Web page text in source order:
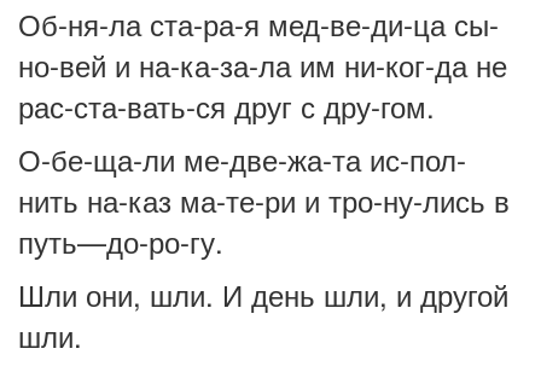
Об-ня-ла ста-ра-я мед-ве-ди-ца сы-
но-вей и на-ка-за-ла им ни-ког-да не
рас-ста-вать-ся друг с дру-гом.
О-бе-ща-ли ме-две-жа-та ис-пол-
нить на-каз ма-те-ри и тро-ну-лись в
путь—до-ро-гу.
Шли они, шли. И день шли, и другой
шли.